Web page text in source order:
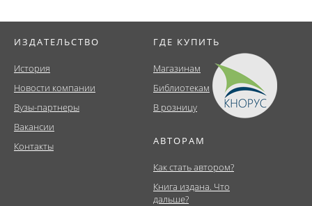
ИЗДАТЕЛЬСТВО
История
Новости компании
Вузы-партнеры
Вакансии
Контакты
ГДЕ КУПИТЬ
Магазинам
Библиотекам
В розницу
АВТОРАМ
Как стать автором?
Книга издана. Что
дальше?